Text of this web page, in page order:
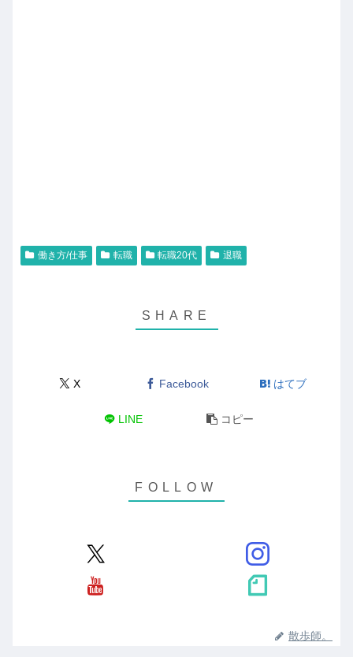
働き方/仕事 転職 転職20代 退職
X Facebook はてブ
LINE コピー
散歩師。